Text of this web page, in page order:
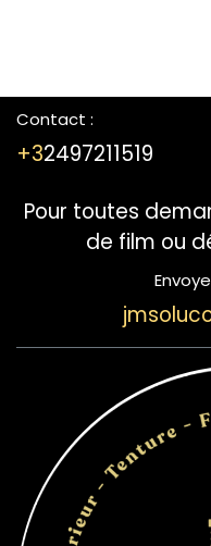
Contact :
+32497211519
Pour toutes
de film ou